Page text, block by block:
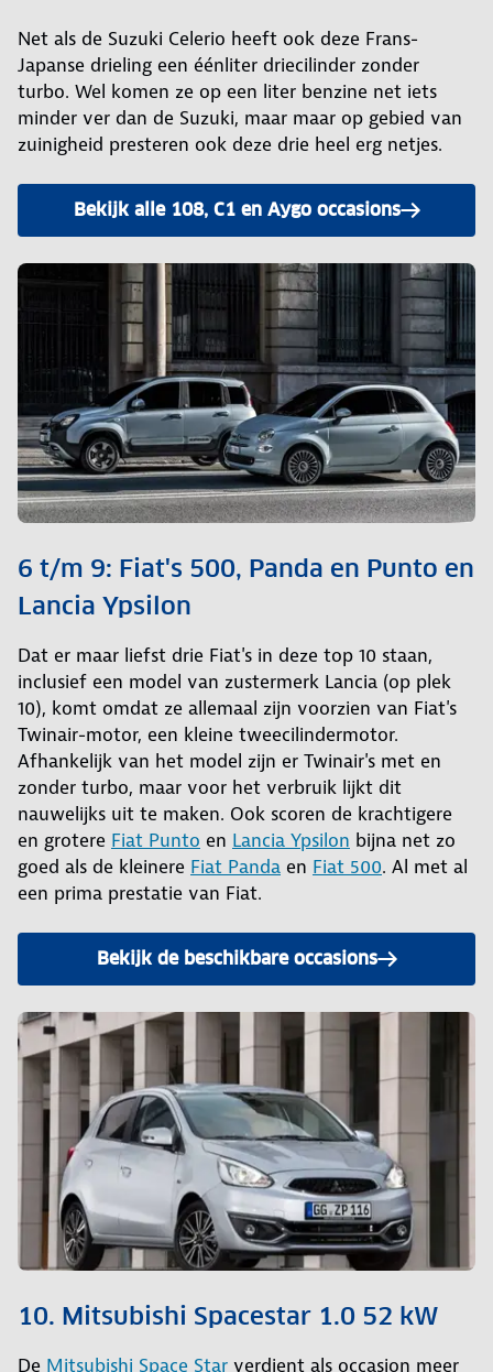
Net als de Suzuki Celerio heeft ook deze Frans-
Japanse drieling een éénliter driecilinder zonder
turbo. Wel komen ze op een liter benzine net iets
minder ver dan de Suzuki, maar maar op gebied van
zuinigheid presteren ook deze drie heel erg netjes.
Bekijk alle 108, C1 en Aygo occasions
6 t/m 9: Fiat's 500, Panda en Punto en
Lancia Ypsilon
Dat er maar liefst drie Fiat's in deze top 10 staan,
inclusief een model van zustermerk Lancia (op plek
10), komt omdat ze allemaal zijn voorzien van Fiat's
Twinair-motor, een kleine tweecilindermotor.
Afhankelijk van het model zijn er Twinair's met en
zonder turbo, maar voor het verbruik lijkt dit
nauwelijks uit te maken. Ook scoren de krachtigere
en grotere Fiat Punto en Lancia Ypsilon bijna net zo
goed als de kleinere Fiat Panda en Fiat 500. Al met al
een prima prestatie van Fiat.
Bekijk de beschikbare occasions
10. Mitsubishi Spacestar 1.0 52 kW
De Mitsubishi Space Star verdient als occasion meer